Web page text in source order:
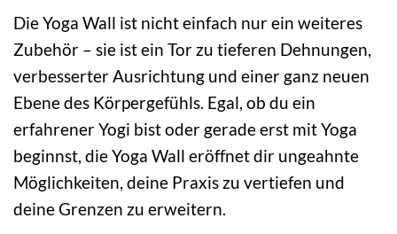
Die Yoga Wall ist nicht einfach nur ein weiteres
Zubehör – sie ist ein Tor zu tieferen Dehnungen,
verbesserter Ausrichtung und einer ganz neuen
Ebene des Körpergefühls. Egal, ob du ein
erfahrener Yogi bist oder gerade erst mit Yoga
beginnst, die Yoga Wall eröffnet dir ungeahnte
Möglichkeiten, deine Praxis zu vertiefen und
deine Grenzen zu erweitern.